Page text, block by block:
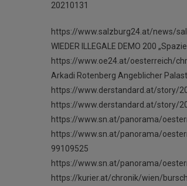
20210131
https://www.salzburg24.at/news/
WIEDER ILLEGALE DEMO 200
https://www.oe24.at/oesterreich/
Arkadi Rotenberg Angeblicher
https://www.derstandard.at/story/
https://www.derstandard.at/story/
https://www.sn.at/panorama/
https://www.sn.at/panorama/
99109525
https://www.sn.at/panorama/
https://kurier.at/chronik/wien/